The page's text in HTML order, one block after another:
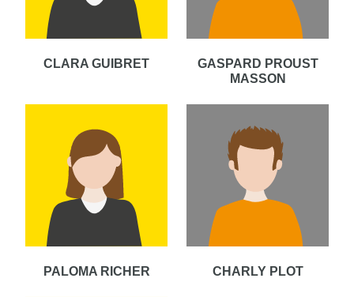
CLARA GUIBRET
GASPARD PROUST
MASSON
PALOMA RICHER CHARLY PLOT